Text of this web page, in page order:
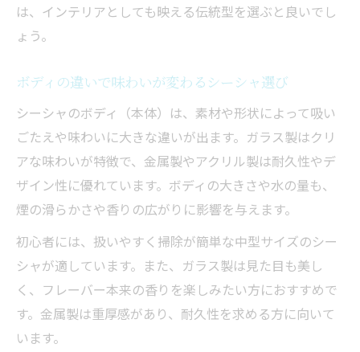
は、インテリアとしても映える伝統型を選ぶと良いでし
ょう。
ボディの違いで味わいが変わるシーシャ選び
シーシャのボディ（本体）は、素材や形状によって吸い
ごたえや味わいに大きな違いが出ます。ガラス製はクリ
アな味わいが特徴で、金属製やアクリル製は耐久性やデ
ザイン性に優れています。ボディの大きさや水の量も、
煙の滑らかさや香りの広がりに影響を与えます。
初心者には、扱いやすく掃除が簡単な中型サイズのシー
シャが適しています。また、ガラス製は見た目も美し
く、フレーバー本来の香りを楽しみたい方におすすめで
す。金属製は重厚感があり、耐久性を求める方に向いて
います。